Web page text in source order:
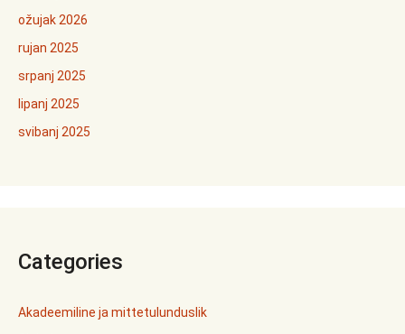
ožujak 2026
rujan 2025
srpanj 2025
lipanj 2025
svibanj 2025
Categories
Akadeemiline ja mittetulunduslik